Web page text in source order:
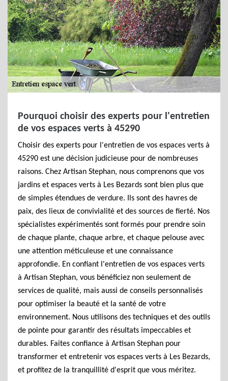
Pourquoi choisir des experts pour l'entretien
de vos espaces verts à 45290
Choisir des experts pour l'entretien de vos espaces verts à
45290 est une décision judicieuse pour de nombreuses
raisons. Chez Artisan Stephan, nous comprenons que vos
jardins et espaces verts à Les Bezards sont bien plus que
de simples étendues de verdure. Ils sont des havres de
paix, des lieux de convivialité et des sources de fierté. Nos
spécialistes expérimentés sont formés pour prendre soin
de chaque plante, chaque arbre, et chaque pelouse avec
une attention méticuleuse et une connaissance
approfondie. En confiant l'entretien de vos espaces verts
à Artisan Stephan, vous bénéficiez non seulement de
services de qualité, mais aussi de conseils personnalisés
pour optimiser la beauté et la santé de votre
environnement. Nous utilisons des techniques et des outils
de pointe pour garantir des résultats impeccables et
durables. Faites confiance à Artisan Stephan pour
transformer et entretenir vos espaces verts à Les Bezards,
et profitez de la tranquillité d'esprit que vous méritez.